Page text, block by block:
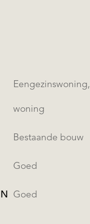
Eengezinswoning, Vrijstaande
woning
Bestaande bouw
Goed
Goed